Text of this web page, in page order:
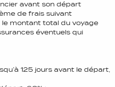
avant son départ
de frais suivant
montant total du voyage
éventuels qui
125 jours avant le départ,